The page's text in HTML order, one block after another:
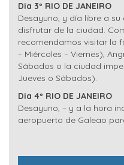
Dia 3º RIO DE JANEIRO
Desayuno, y día libre a
disfrutar de la ciudad.
recomendamos visitar la
– Miércoles – Viernes),
Sábados o la ciudad
Jueves o Sábados).
Dia 4º RIO DE JANEIRO
Desayuno, – y a la hora
aeropuerto de Galeao